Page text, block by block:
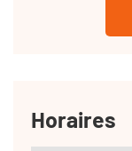
Horaires